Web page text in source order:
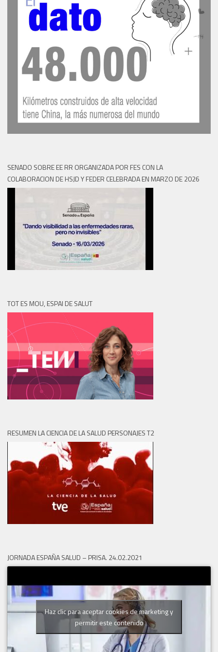
SENADO SOBRE EE RR ORGANIZADA POR FES CON LA
COLABORACION DE HSJD Y FEDER CELEBRADA EN MARZO DE 2026
TOT ES MOU, ESPAI DE SALUT
RESUMEN LA CIENCIA DE LA SALUD PERSONAJES T2
JORNADA ESPAÑA SALUD – PRISA. 24.02.2021
Haz clic para aceptar cookies de marketing y
permitir este contenido